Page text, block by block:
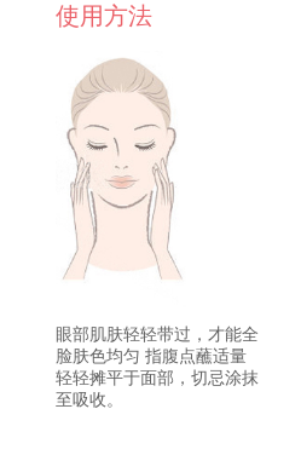
使用方法
眼部肌肤轻轻带过，才能全
脸肤色均匀 指腹点蘸适量
轻轻摊平于面部，切忌涂抹
至吸收。